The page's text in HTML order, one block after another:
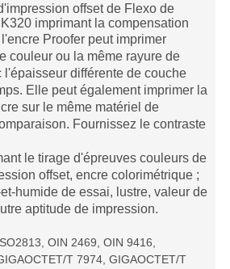
offset de Flexo de
imprimant la compensation
Proofer peut imprimer
couleur ou la même rayure de
différente de couche
Elle peut également imprimer la
sur le même matériel de
Fournissez le contraste
le tirage d'épreuves couleurs de
offset, encre colorimétrique ;
humide de essai, lustre, valeur de
aptitude de impression.
OIN 2469, OIN 9416,
T 7974, GIGAOCTET/T